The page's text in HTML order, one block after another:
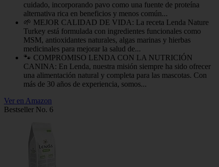
cuidado, incorporando pavo como una fuente de proteína
alternativa rica en beneficios y menos común...
🌱 MEJOR CALIDAD DE VIDA: La receta Lenda Nature
Turkey está formulada con ingredientes funcionales como
MSM, antioxidantes naturales, algas marinas y hierbas
medicinales para mejorar la salud de...
🐾 COMPROMISO LENDA CON LA NUTRICIÓN
CANINA: En Lenda, nuestra misión siempre ha sido ofrecer
una alimentación natural y completa para las mascotas. Con
más de 30 años de experiencia, somos...
Ver en Amazon
Bestseller No. 6